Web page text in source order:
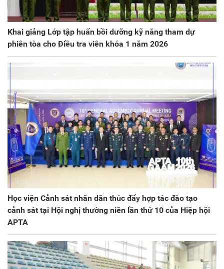
Khai giảng Lớp tập huấn bồi dưỡng kỹ năng tham dự
phiên tòa cho Điều tra viên khóa 1 năm 2026
Học viện Cảnh sát nhân dân thúc đẩy hợp tác đào tạo
cảnh sát tại Hội nghị thường niên lần thứ 10 của Hiệp hội
APTA